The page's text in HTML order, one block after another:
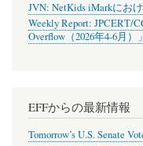
JVN: NetKids iMarkにお
Weekly Report: JPCERT/
Overflow（2026年4-6月）
EFFからの最新情報
Tomorrow’s U.S. Senate